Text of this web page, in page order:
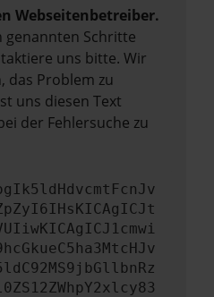
Webseitenbetreiber.
genannten Schritte
uns bitte. Wir
das Problem zu
uns diesen Text
der Fehlersuche zu